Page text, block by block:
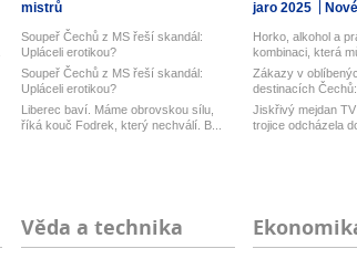
mistrů
Soupeř Čechů z MS řeší skandál:
Upláceli erotikou?
Soupeř Čechů z MS řeší skandál:
Upláceli erotikou?
Liberec baví. Máme obrovskou sílu,
říká kouč Fodrek, který nechválí. B...
jaro 2025
Horko, alkohol a
kombinaci, která
Zákazy v
destinacích
Jiskřivý mejdan
trojice odcházela
Věda a technika